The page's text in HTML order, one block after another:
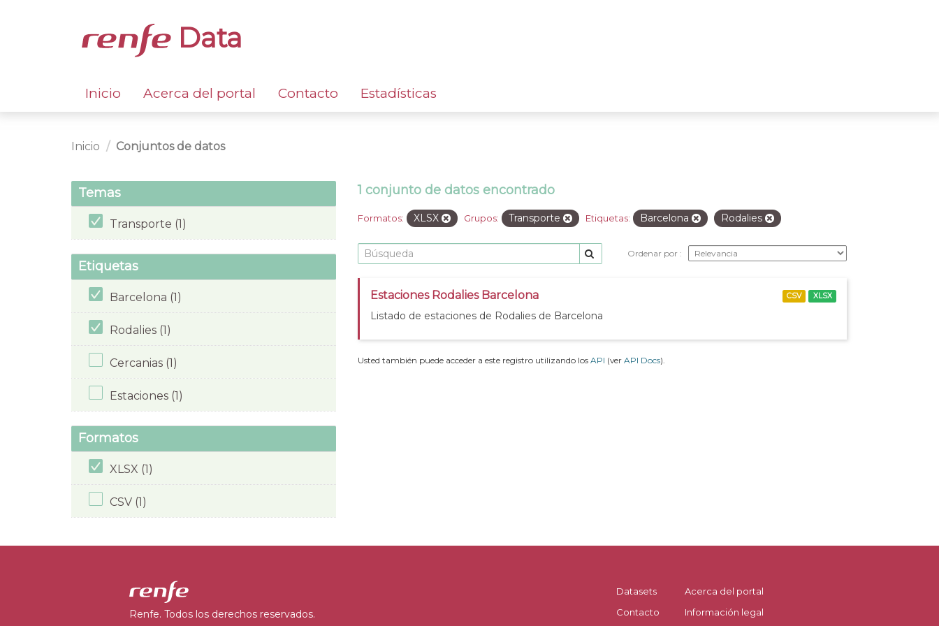
Data
Inicio Acerca del portal Contacto Estadísticas
Inicio Conjuntos de datos
Temas
Transporte (1)
Etiquetas
Barcelona (1)
Rodalies (1)
Cercanias (1)
Estaciones (1)
Formatos
XLSX (1)
CSV (1)
1 conjunto de datos encontrado
Formatos: XLSX Grupos: Transporte Etiquetas: Barcelona Rodalies
Ordenar por
Estaciones Rodalies Barcelona
Listado de estaciones de Rodalies de Barcelona
CSV XLSX
Usted también puede acceder a este registro utilizando los API (ver API Docs).
Renfe. Todos los derechos reservados.
Datasets
Contacto
Acerca del portal
Información legal